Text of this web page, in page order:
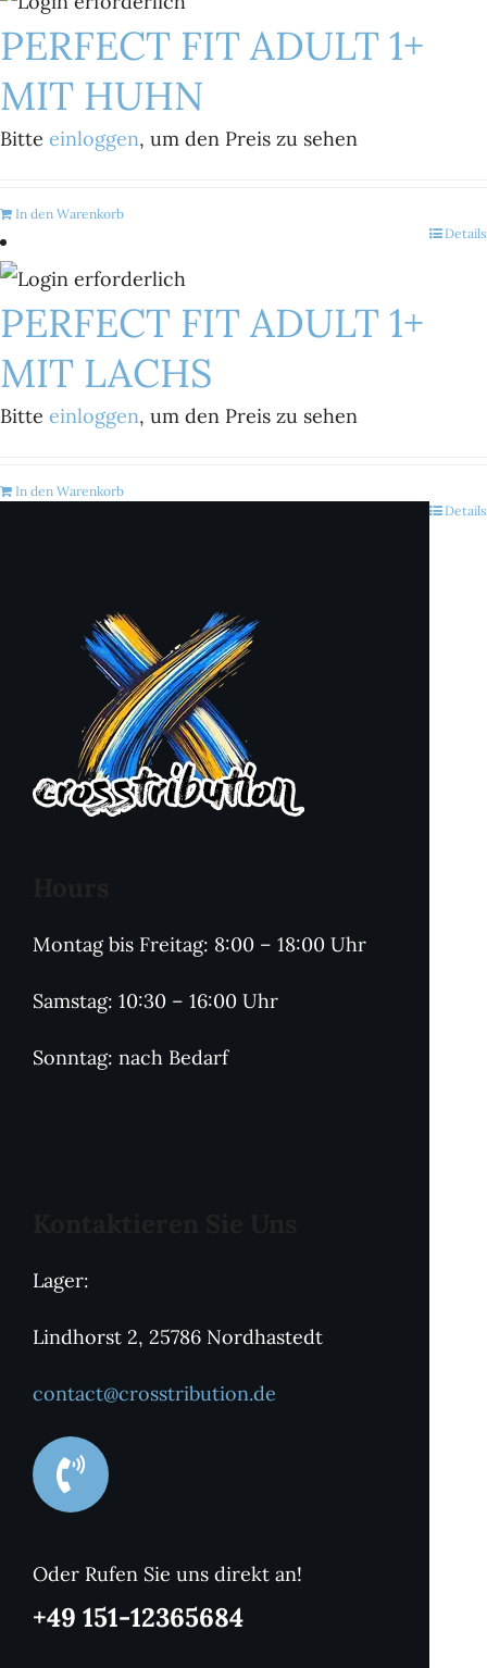
PERFECT FIT ADULT 1+
MIT HUHN
Bitte einloggen, um den Preis zu sehen
In den Warenkorb
Details
PERFECT FIT ADULT 1+
MIT LACHS
Bitte einloggen, um den Preis zu sehen
In den Warenkorb
Details
Montag bis Freitag: 8:00 – 18:00 Uhr
Samstag: 10:30 – 16:00 Uhr
Sonntag: nach Bedarf
Lager:
Lindhorst 2, 25786 Nordhastedt
contact@crosstribution.de
Oder Rufen Sie uns direkt an!
+49 151-12365684